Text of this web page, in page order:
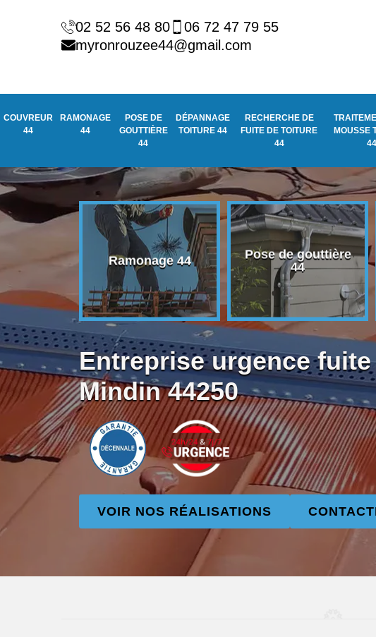
02 52 56 48 80
06 72 47 79 55
myronrouzee44@gmail.com
COUVREUR
44
RAMONAGE
44
POSE DE
GOUTTIÈRE
44
DÉPANNAGE
TOITURE 44
RECHERCHE DE
FUITE DE TOITURE
44
MOUSSE
44
Ramonage 44
Pose de gouttière
44
Entreprise urgence
Mindin 44250
VOIR NOS RÉALISATIONS